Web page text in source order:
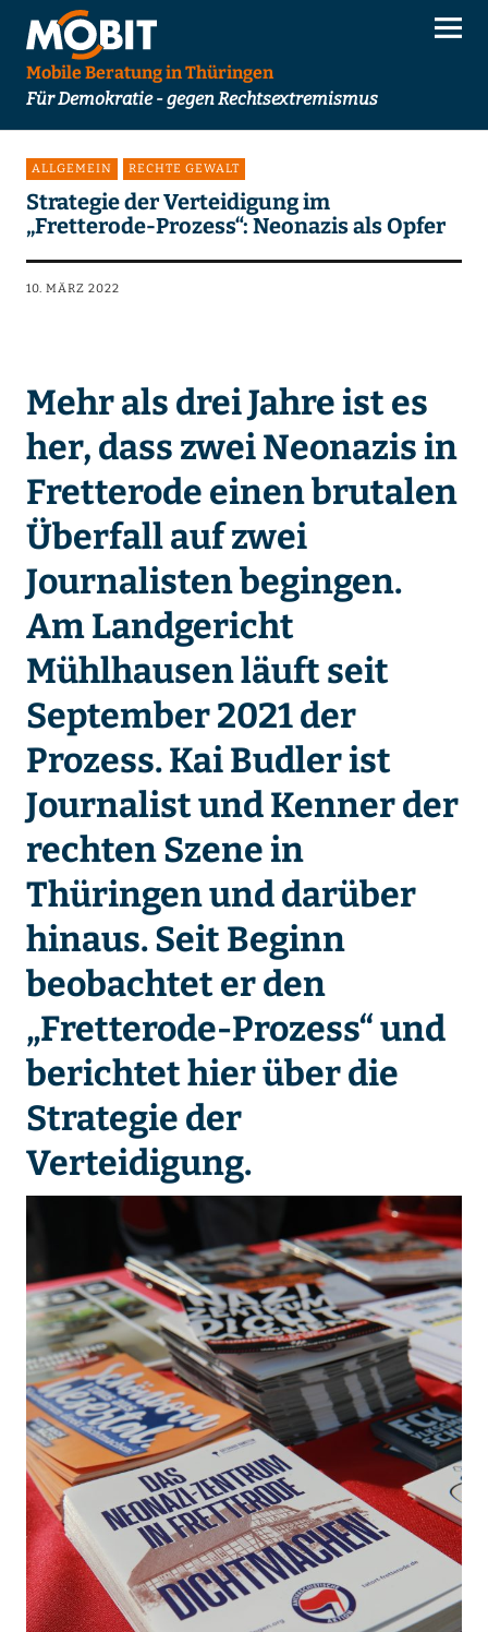
Mobile Beratung in Thüringen
Für Demokratie - gegen Rechtsextremismus
ALLGEMEIN RECHTE GEWALT
Strategie der Verteidigung im
„Fretterode-Prozess“: Neonazis als Opfer
10. MÄRZ 2022
Mehr als drei Jahre ist es
her, dass zwei Neonazis in
Fretterode einen brutalen
Überfall auf zwei
Journalisten begingen.
Am Landgericht
Mühlhausen läuft seit
September 2021 der
Prozess. Kai Budler ist
Journalist und Kenner der
rechten Szene in
Thüringen und darüber
hinaus. Seit Beginn
beobachtet er den
„Fretterode-Prozess“ und
berichtet hier über die
Strategie der
Verteidigung.